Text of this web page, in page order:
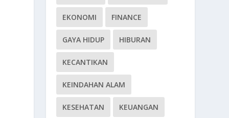
EKONOMI FINANCE
GAYA HIDUP HIBURAN
KECANTIKAN
KEINDAHAN ALAM
KESEHATAN KEUANGAN